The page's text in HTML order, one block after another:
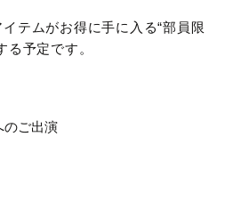
テムがお得に手に入る“部員限
る予定です。
のご出演